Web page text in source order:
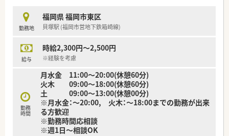
■ 健康で心豊かに過ごせる地域のかかりつけ薬局を目指し、地
域医療への貢献に力を入れている点が特徴です。
■ 経営基盤を強固にする企業型確定拠出型年金制度を導入して
【求人情報について】
経験を考慮した上で給与額が決定されます。
■ 昇給は年に1回4月に、賞与は年に2回、合計4.00ヶ月分という
非常に高い水準で支給される見込みです。
■ 時間外手当や通勤手当はもちろん、確定拠出型年金制度や教
育制度など福利厚生も充実しています。
勤務地
福岡県 福岡市東区
貝塚駅 (福岡市営地下鉄箱崎線)
給与
時給2,300円～2,500円
※経験を考慮
勤務
時間
月水金 11:00～20:00(休憩60分)
火木 09:00～18:00(休憩60分)
土 09:00～13:00(休憩00分)
※月水金：～20:00, 火木：～18:00までの勤務が出来
る方歓迎
※勤務時間応相談
※週1日～相談OK